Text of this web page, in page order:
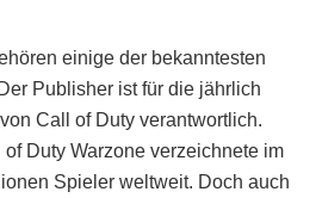
einige der bekanntesten
Publisher ist für die jährlich
Call of Duty verantwortlich.
Duty Warzone verzeichnete im
Spieler weltweit. Doch auch